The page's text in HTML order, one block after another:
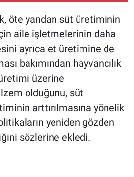
öte yandan süt üretiminin
aile işletmelerinin daha
ayrıca et üretimine de
bakımından hayvancılık
üzerine
olduğunu, süt
arttırılmasına yönelik
yeniden gözden
sözlerine ekledi.